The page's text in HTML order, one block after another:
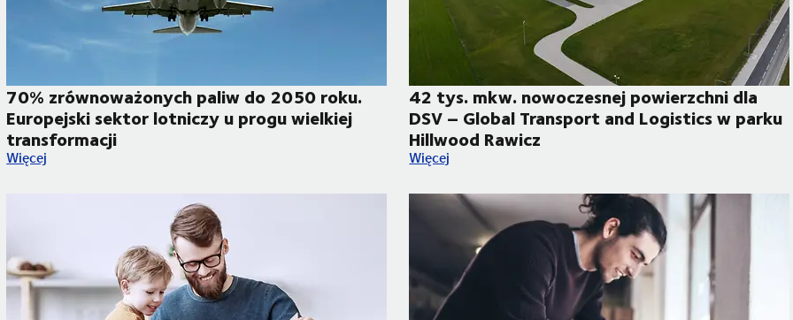
70% zrównoważonych paliw do 2050 roku.
Europejski sektor lotniczy u progu wielkiej
transformacji
70% zrównoważonych paliw do 2050 roku. Europejski sektor lotniczy u progu wielkiej transformacji
Więcej
42 tys. mkw. nowoczesnej powierzchni dla
DSV – Global Transport and Logistics w parku
Hillwood Rawicz
42 tys. mkw. nowoczesnej powierzchni dla DSV – Global
Więcej